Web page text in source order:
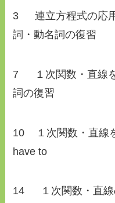
3 連立方程
詞・動名詞の復習
7 １次関数・直
詞の復習
10 １次関数・直
have to
14 １次関数・直